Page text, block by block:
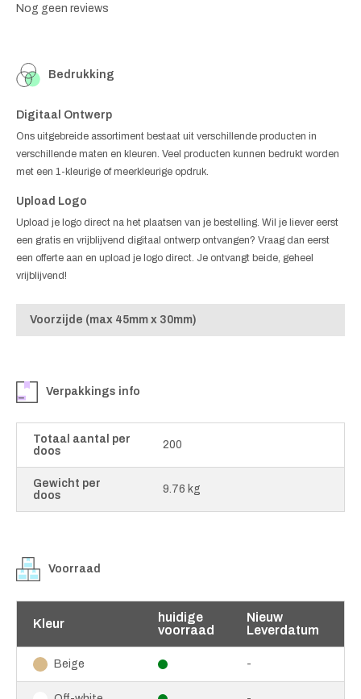
Nog geen reviews
Bedrukking
Digitaal Ontwerp
Ons uitgebreide assortiment bestaat uit verschillende producten in
verschillende maten en kleuren. Veel producten kunnen bedrukt worden
met een 1-kleurige of meerkleurige opdruk.
Upload Logo
Upload je logo direct na het plaatsen van je bestelling. Wil je liever eerst
een gratis en vrijblijvend digitaal ontwerp ontvangen? Vraag dan eerst
een offerte aan en upload je logo direct. Je ontvangt beide, geheel
vrijblijvend!
Voorzijde (max 45mm x 30mm)
Verpakkings info
Totaal aantal per
doos
200
Gewicht per
doos
9.76 kg
Voorraad
Kleur
huidige
voorraad
Nieuw
Leverdatum
Beige -